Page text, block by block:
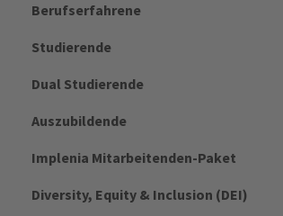
Berufserfahrene
Studierende
Dual Studierende
Auszubildende
Implenia Mitarbeitenden-Paket
Diversity, Equity & Inclusion (DEI)